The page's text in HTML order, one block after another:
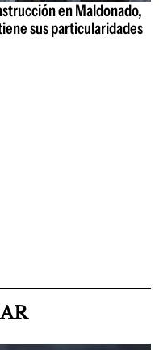
en Maldonado,
sus particularidades